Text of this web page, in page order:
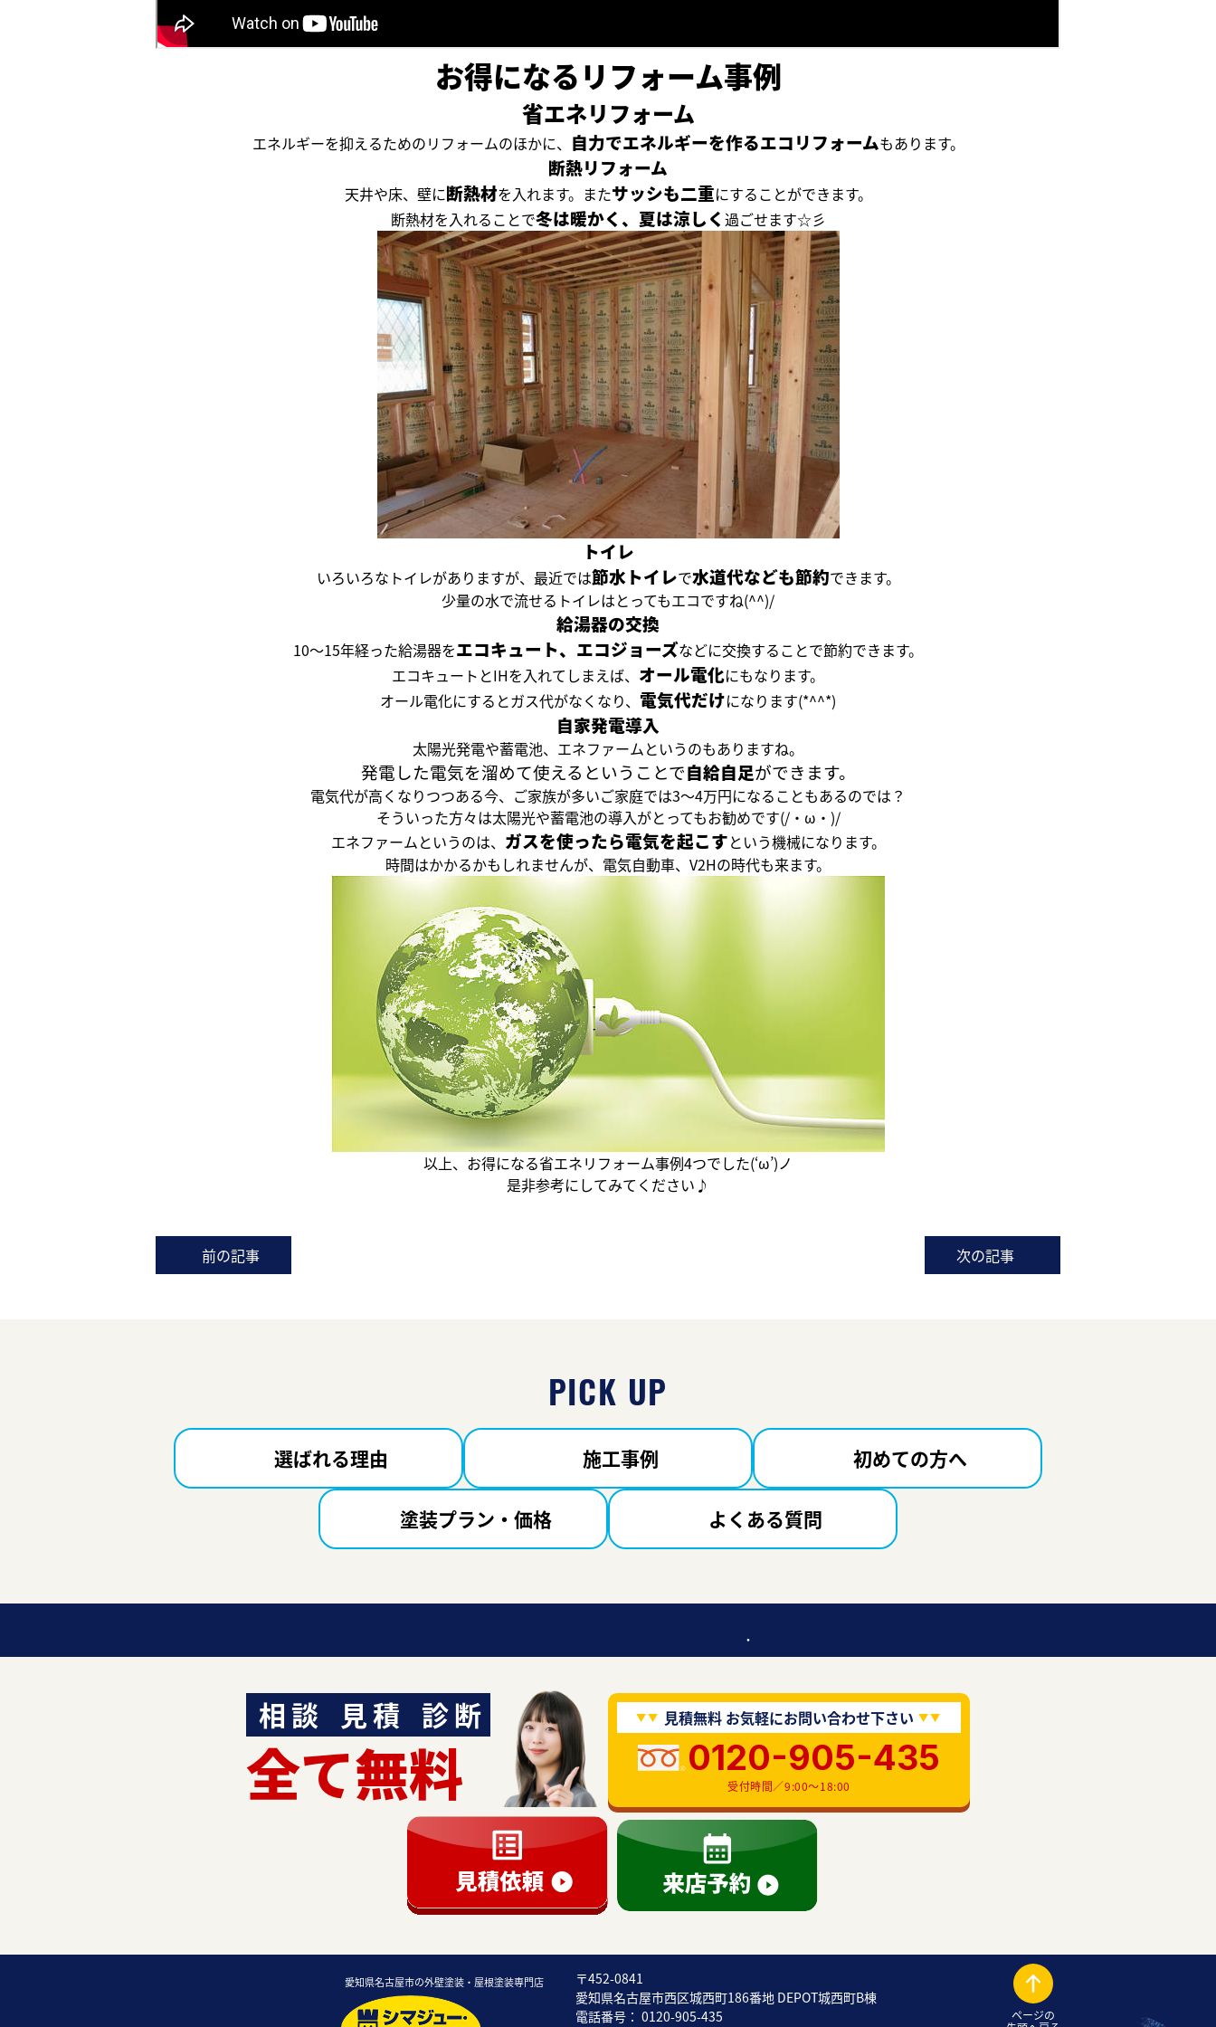
お得になるリフォーム事例
省エネリフォーム
エネルギーを抑えるためのリフォームのほかに、 自力でエネルギーを作るエコリフォームもあります。
断熱リフォーム
天井や床、壁に断熱材を入れます。またサッシも二重にすることができます。
断熱材を入れることで冬は暖かく、夏は涼しく 過ごせます☆彡
トイレ
いろいろなトイレがありますが、最近では節水トイレで水道代なども節約できます。
少量の水で流せるトイレはとってもエコですね(^^)/
給湯器の交換
10～15年経った給湯器をエコキュート、エコジョーズなどに交換することで節約できます。
エコキュートとIHを入れてしまえば、 オール電化にもなります。
オール電化にするとガス代がなくなり、 電気代だけになります(*^^*)
自家発電導入
太陽光発電や蓄電池、エネファームというのもありますね。
発電した電気を溜めて使えるということで自給自足ができます。
電気代が高くなりつつある今、ご家族が多いご家庭では3～4万円になることもあるのでは？
そういった方々は太陽光や蓄電池の導入がとってもお勧めです(/・ω・)/
エネファームというのは、 ガスを使ったら電気を起こすという機械になります。
時間はかかるかもしれませんが、電気自動車、V2Hの時代も来ます。
以上、お得になる省エネリフォーム事例4つでした(‘ω’)ノ
是非参考にしてみてください♪
前の記事 次の記事
PICK UP
選ばれる理由 施工事例 初めての方へ
塗装プラン・価格 よくある質問
迷ったら聞いてみよう！
相談 見積 診断
全て無料
見積無料 お気軽にお問い合わせ下さい
0120-905-435
受付時間／9:00〜18:00
ページの
愛知県名古屋市の外壁塗装・屋根塗装専門店
〒452-0841
愛知県名古屋市西区城西町186番地 DEPOT城西町B棟
電話番号： 0120-905-435